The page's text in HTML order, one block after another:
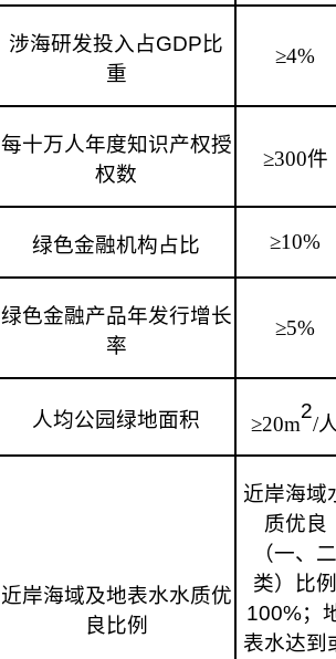
涉海研发投入占GDP比
重
≥4%
每十万人年度知识产权授
权数
≥300件
绿色金融机构占比 ≥10%
绿色金融产品年发行增长
率
≥5%
人均公园绿地面积 ≥20m
2
/
近岸海域及地表水水质优
良比例
近岸海域
质优良
（一、二
类）比例
100%；
表水达到